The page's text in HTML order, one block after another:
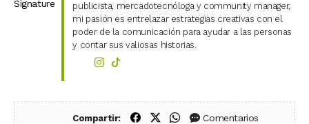
publicista, mercadotecnóloga y community manager,
mi pasión es entrelazar estrategias creativas con el
poder de la comunicación para ayudar a las personas
y contar sus valiosas historias.
Compartir: Compartir en Facebook
Compartir en X (Twitter)
Compartir en WhatsApp
Comentarios